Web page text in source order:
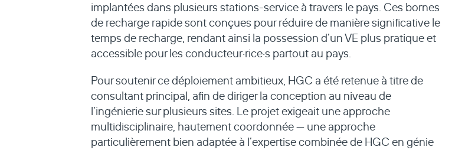
implantées dans plusieurs stations-service à travers le pays. Ces bornes
de recharge rapide sont conçues pour réduire de manière significative le
temps de recharge, rendant ainsi la possession d’un VE plus pratique et
accessible pour les conducteur·rice·s partout au pays.
Pour soutenir ce déploiement ambitieux, HGC a été retenue à titre de
consultant principal, afin de diriger la conception au niveau de
l’ingénierie sur plusieurs sites. Le projet exigeait une approche
multidisciplinaire, hautement coordonnée — une approche
particulièrement bien adaptée à l’expertise combinée de HGC en génie